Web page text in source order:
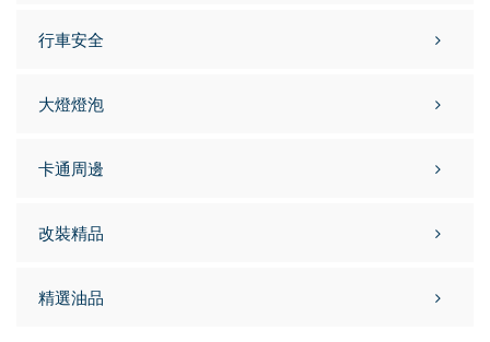
行車安全
大燈燈泡
卡通周邊
改裝精品
精選油品